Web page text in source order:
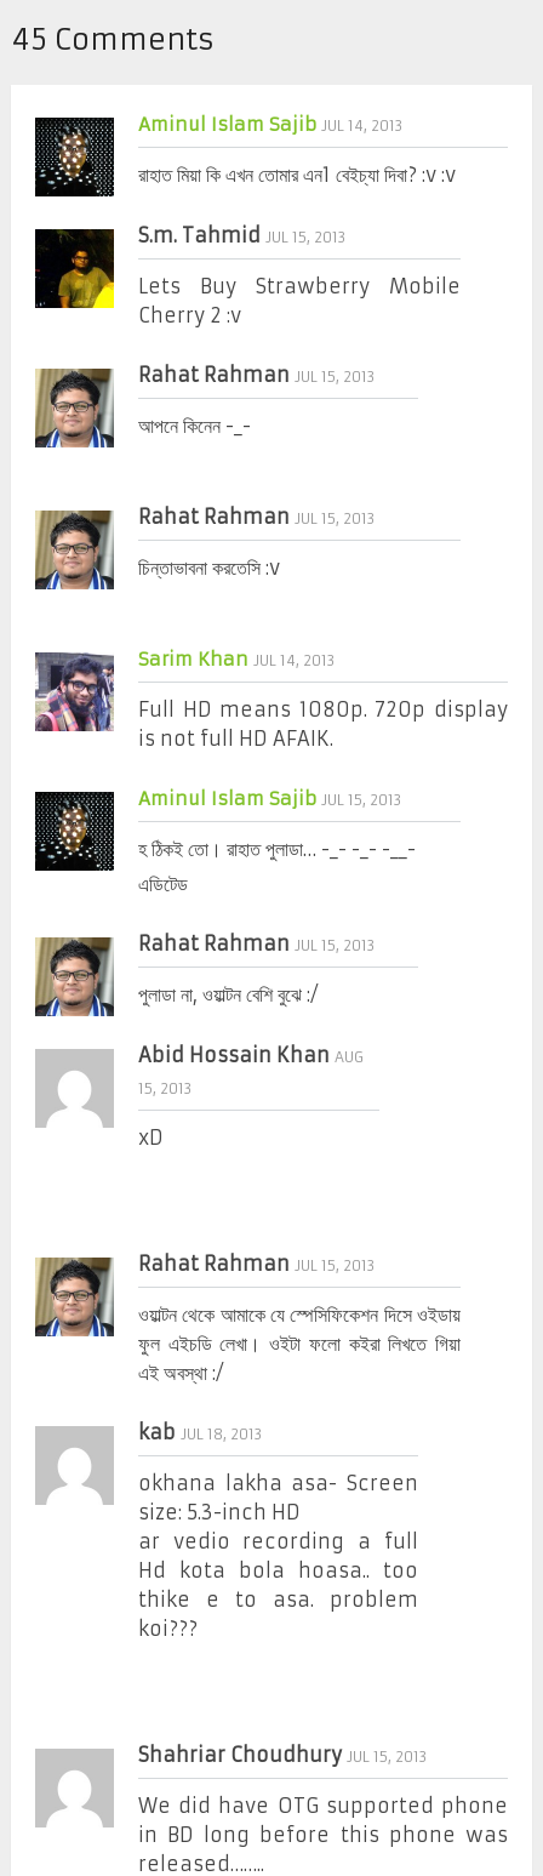
45 Comments
Aminul Islam Sajib JUL 14, 2013
রাহাত মিয়া কি এখন তোমার এন1 বেইচ্যা দিবা? :v :v
S.m. Tahmid JUL 15, 2013
Lets Buy Strawberry Mobile
Cherry 2 :v
Rahat Rahman JUL 15, 2013
আপনে কিনেন -_-
Rahat Rahman JUL 15, 2013
চিন্তাভাবনা করতেসি :v
Sarim Khan JUL 14, 2013
Full HD means 1080p. 720p display
is not full HD AFAIK.
Aminul Islam Sajib JUL 15, 2013
হ ঠিকই তো। রাহাত পুলাডা… -_- -_- -__-
এডিটেড
Rahat Rahman JUL 15, 2013
পুলাডা না, ওয়াল্টন বেশি বুঝে :/
Abid Hossain Khan AUG
15, 2013
xD
Rahat Rahman JUL 15, 2013
ওয়াল্টন থেকে আমাকে যে স্পেসিফিকেশন দিসে ওইডায়
ফুল এইচডি লেখা। ওইটা ফলো কইরা লিখতে গিয়া
এই অবস্থা :/
kab JUL 18, 2013
okhana lakha asa- Screen
size: 5.3-inch HD
ar vedio recording a full
Hd kota bola hoasa.. too
thike e to asa. problem
koi???
Shahriar Choudhury JUL 15, 2013
We did have OTG supported phone
in BD long before this phone was
released……..